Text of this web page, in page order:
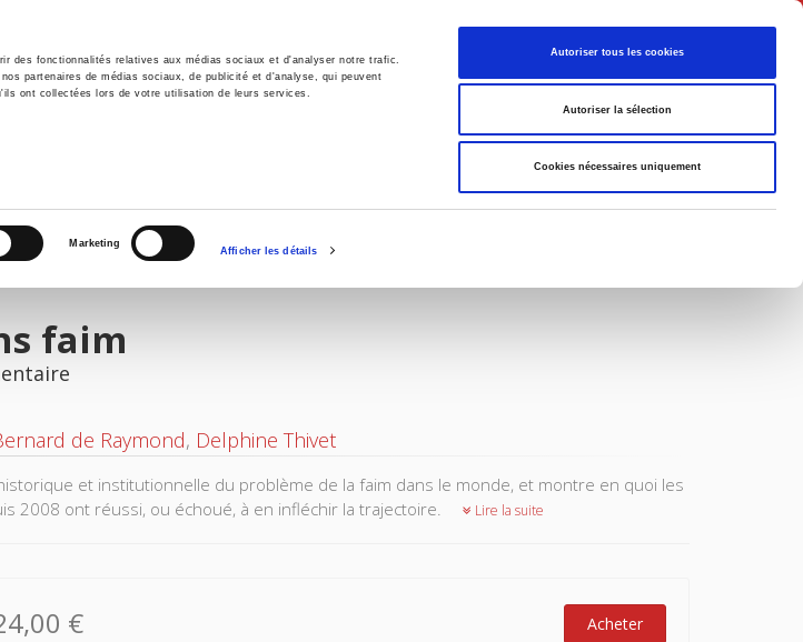
des fonctionnalités relatives aux médias sociaux et d'analyser notre trafic.
partenaires de médias sociaux, de publicité et d'analyse, qui peuvent
ont collectées lors de votre utilisation de leurs services.
Marketing
Afficher les détails
Autoriser tous les cookies
Autoriser la sélection
Cookies nécessaires uniquement
Français
Histoire International
faim
de Raymond, Delphine Thivet
et institutionnelle du problème de la faim dans le monde, et montre en quoi les
2008 ont réussi, ou échoué, à en infléchir la trajectoire.
Lire la suite
€ Acheter